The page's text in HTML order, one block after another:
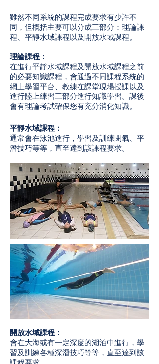
雖然不同系統的課程完成要求有少許不
同，但概括主要可以分成三部分：理論課
程、平靜水域課程以及開放水域課程。
理論課程：
在進行平靜水域課程及開放水域課程之前
的必要知識課程，會通過不同課程系統的
網上學習平台、教練在課堂現場授課以及
進行陸上練習三部分進行知識學習。課後
會有理論考試確保您有充分消化知識。
平靜水域課程：
通常會在泳池進行，學習及訓練閉氣、平
潛技巧等等，直至達到該課程要求。
開放水域課程：
會在大海或有一定深度的湖泊中進行，學
習及訓練各種深潛技巧等等，直至達到該